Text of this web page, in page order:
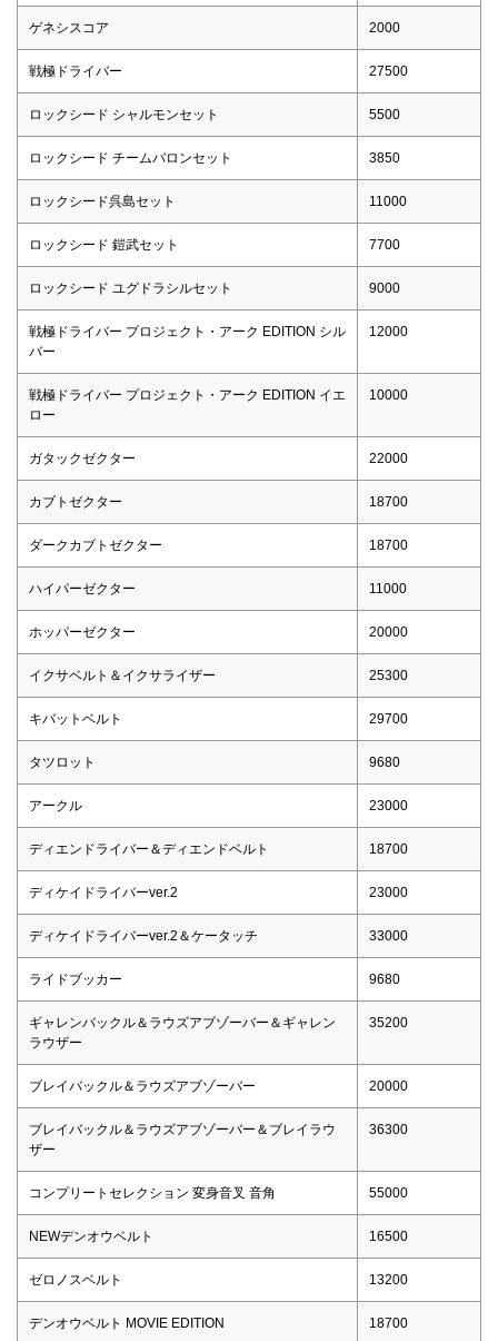
ゲネシスコア 2000
戦極ドライバー 27500
ロックシード シャルモンセット 5500
ロックシード チームバロンセット 3850
ロックシード呉島セット 11000
ロックシード 鎧武セット 7700
ロックシード ユグドラシルセット 9000
戦極ドライバー プロジェクト・アーク EDITION シル
バー
12000
戦極ドライバー プロジェクト・アーク EDITION イエ
ロー
10000
ガタックゼクター 22000
カブトゼクター 18700
ダークカブトゼクター 18700
ハイパーゼクター 11000
ホッパーゼクター 20000
イクサベルト＆イクサライザー 25300
キバットベルト 29700
タツロット 9680
アークル 23000
ディエンドライバー＆ディエンドベルト 18700
ディケイドライバーver.2 23000
ディケイドライバーver.2＆ケータッチ 33000
ライドブッカー 9680
ギャレンバックル＆ラウズアブゾーバー＆ギャレン
ラウザー
35200
ブレイバックル＆ラウズアブゾーバー 20000
ブレイバックル＆ラウズアブゾーバー＆ブレイラウ
ザー
36300
コンプリートセレクション 変身音叉 音角 55000
NEWデンオウベルト 16500
ゼロノスベルト 13200
デンオウベルト MOVIE EDITION 18700